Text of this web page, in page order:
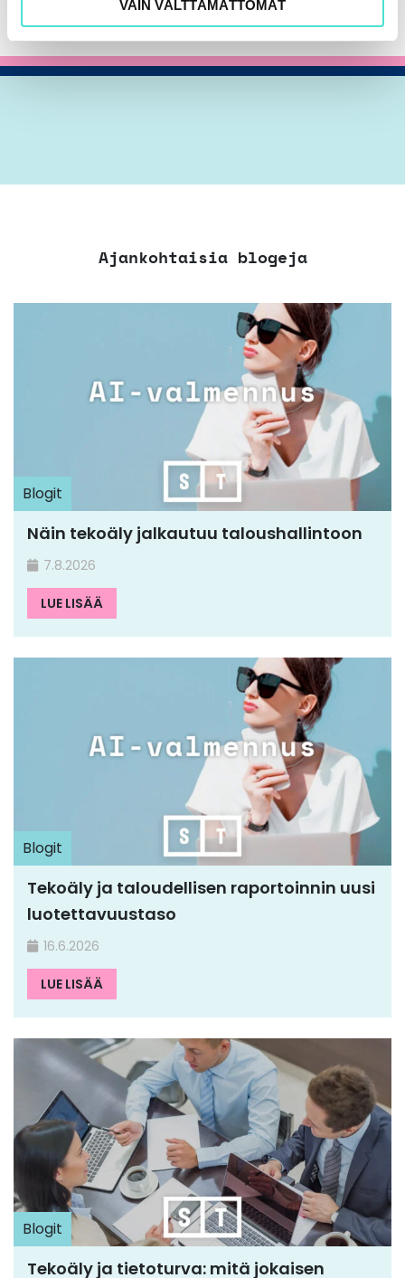
VAIN VÄLTTÄMÄTTÖMÄT
Ajankohtaisia blogeja
Blogit
Näin tekoäly jalkautuu taloushallintoon
7.8.2026
LUE LISÄÄ
Blogit
Tekoäly ja taloudellisen raportoinnin uusi
luotettavuustaso
16.6.2026
LUE LISÄÄ
Blogit
Tekoäly ja tietoturva: mitä jokaisen